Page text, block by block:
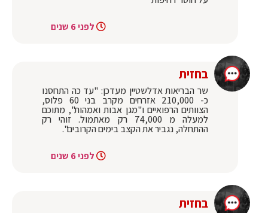
לפני 6 שנים
בחזית
שר הבריאות אדלשטיין מעדכן: "עד כה התחסנו
כ- 210,000 אזרחים מקרב בני 60 פלוס,
הצוותים הרפואיים ו"מגן אבות ואמהות", מתוכם
למעלה מ 74,000 רק מאתמול. זוהי רק
ההתחלה, נגביר את הקצב בימים הקרובים".
לפני 6 שנים
בחזית